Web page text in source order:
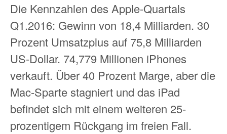
Die Kennzahlen des Apple-Quartals
Q1.2016: Gewinn von 18,4 Milliarden. 30
Prozent Umsatzplus auf 75,8 Milliarden
US-Dollar. 74,779 Millionen iPhones
verkauft. Über 40 Prozent Marge, aber die
Mac-Sparte stagniert und das iPad
befindet sich mit einem weiteren 25-
prozentigem Rückgang im freien Fall.